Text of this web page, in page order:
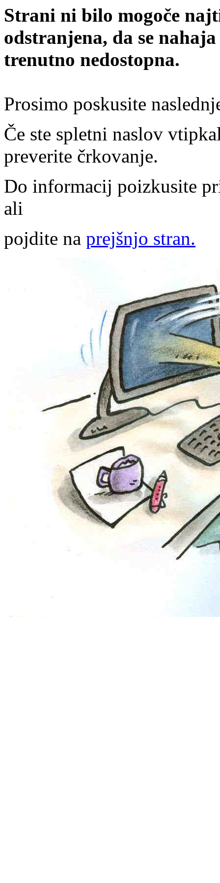
Strani ni bilo mogoče
odstranjena, da se
trenutno nedostopna.
Prosimo poskusite
Če ste spletni naslov
preverite črkovanje.
Do informacij poizkusite
ali
pojdite na prejšnjo stran.